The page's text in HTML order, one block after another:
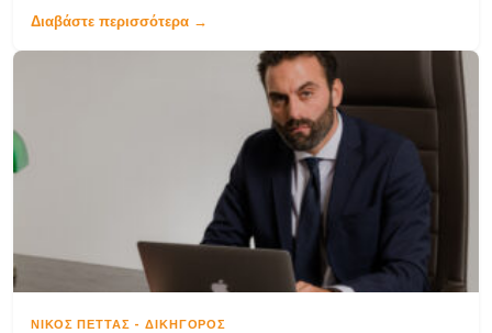
Διαβάστε περισσότερα →
ΝΊΚΟΣ ΠΈΤΤΑΣ -ΔΙΚΗΓΌΡΟΣ